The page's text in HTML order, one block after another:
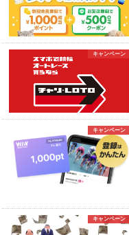
キャンペーン
キャンペーン
キャンペーン